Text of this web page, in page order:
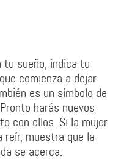
tu sueño, indica tu
comienza a dejar
es un símbolo de
harás nuevos
con ellos. Si la mujer
reír, muestra que la
se acerca.